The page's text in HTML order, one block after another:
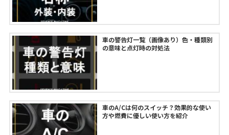
車の警告灯一覧（画像あり）色・種類別
の意味と点灯時の対処法
車のA/Cは何のスイッチ？効果的な使い
方や燃費に優しい使い方を紹介